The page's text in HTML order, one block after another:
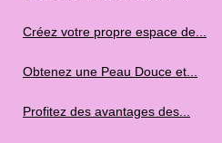
Créez votre propre espace de...
Obtenez une Peau Douce et...
Profitez des avantages des...